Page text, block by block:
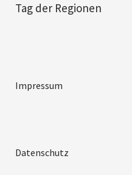
Tag der Regionen
Impressum
Datenschutz